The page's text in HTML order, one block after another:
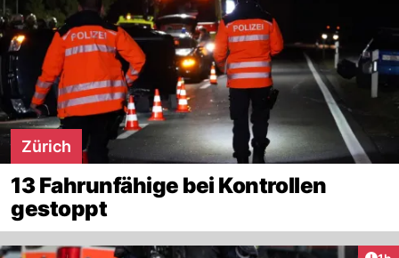
Zürich
13 Fahrunfähige bei Kontrollen
gestoppt